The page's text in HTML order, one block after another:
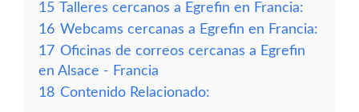
15 Talleres cercanos a Egrefin en Francia:
16 Webcams cercanas a Egrefin en Francia:
17 Oficinas de correos cercanas a Egrefin
en Alsace - Francia
18 Contenido Relacionado: